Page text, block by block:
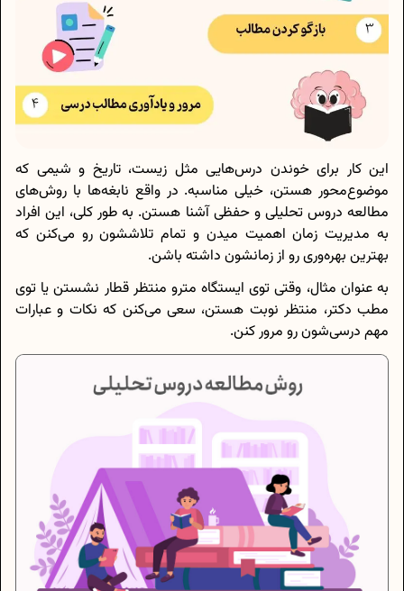
این کار برای خوندن درس‌هایی مثل زیست، تاریخ و شیمی که
موضوع‌محور هستن، خیلی مناسبه. در واقع نابغه‌ها با روش‌های
مطالعه دروس تحلیلی و حفظی آشنا هستن. به طور کلی، این افراد
به مدیریت زمان اهمیت میدن و تمام تلاششون رو می‌کنن که
بهترین بهره‌وری رو از زمانشون داشته باشن.
به عنوان مثال، وقتی توی ایستگاه مترو منتظر قطار نشستن یا توی
مطب دکتر، منتظر نوبت هستن، سعی می‌کنن که نکات و عبارات
مهم درسی‌شون رو مرور کنن.